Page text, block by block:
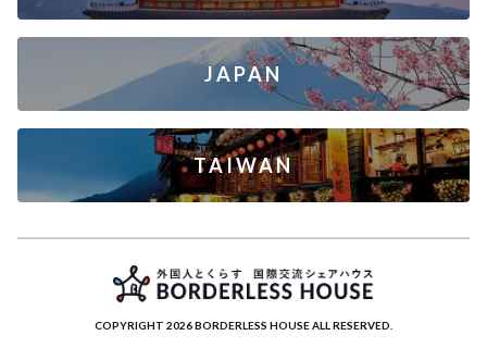
JAPAN
TAIWAN
COPYRIGHT 2026 BORDERLESS HOUSE ALL RESERVED.